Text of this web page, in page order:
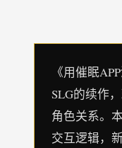
《用催眠
SLG的续作
角色关系。
交互逻辑，